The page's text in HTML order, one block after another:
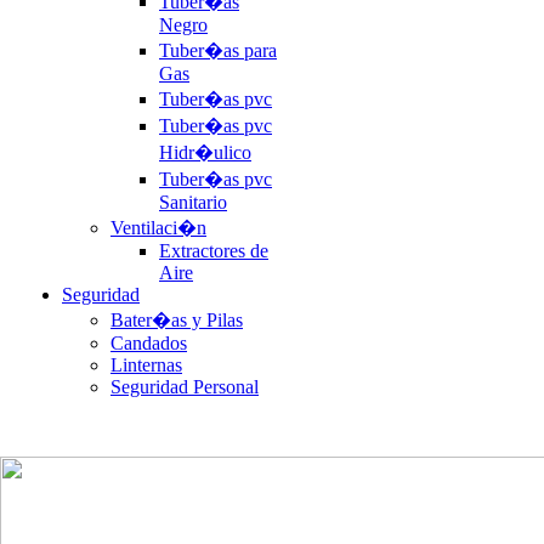
Negro
Tuber�as para
Gas
Tuber�as pvc
Tuber�as pvc
Hidr�ulico
Tuber�as pvc
Sanitario
Ventilaci�n
Extractores de
Aire
Seguridad
Bater�as y Pilas
Candados
Linternas
Seguridad Personal